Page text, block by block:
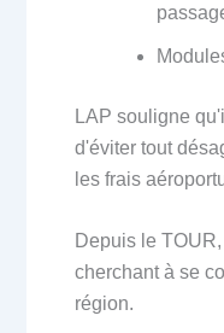
LAP souligne
d'éviter tout
les frais
Depuis le
cherchant à se
région.